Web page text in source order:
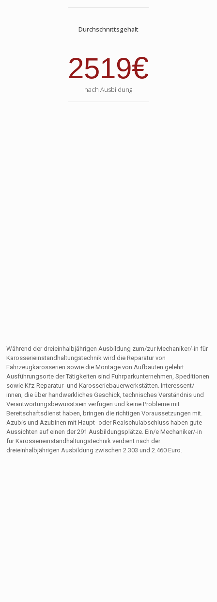
Durchschnittsgehalt
2519€
nach Ausbildung
Während der dreieinhalbjährigen Ausbildung zum/zur Mechaniker/-in für
Karosserieinstandhaltungstechnik wird die Reparatur von
Fahrzeugkarosserien sowie die Montage von Aufbauten gelehrt.
Ausführungsorte der Tätigkeiten sind Fuhrparkunternehmen, Speditionen
sowie Kfz-Reparatur- und Karosseriebauerwerkstätten. Interessent/-
innen, die über handwerkliches Geschick, technisches Verständnis und
Verantwortungsbewusstsein verfügen und keine Probleme mit
Bereitschaftsdienst haben, bringen die richtigen Voraussetzungen mit.
Azubis und Azubinen mit Haupt- oder Realschulabschluss haben gute
Aussichten auf einen der 291 Ausbildungsplätze. Ein/e Mechaniker/-in
für Karosserieinstandhaltungstechnik verdient nach der
dreieinhalbjährigen Ausbildung zwischen 2.303 und 2.460 Euro.